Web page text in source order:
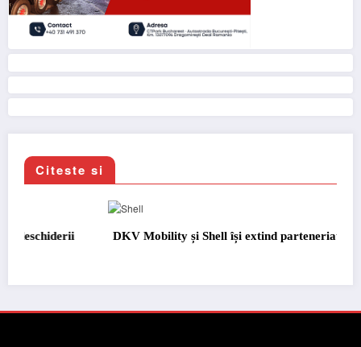
Citeste si
DKV Mobility și Shell își extind parteneriatul european